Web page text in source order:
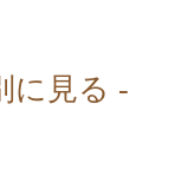
に見る -